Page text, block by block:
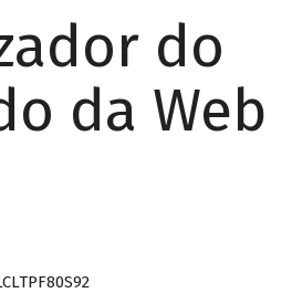
do
da Web